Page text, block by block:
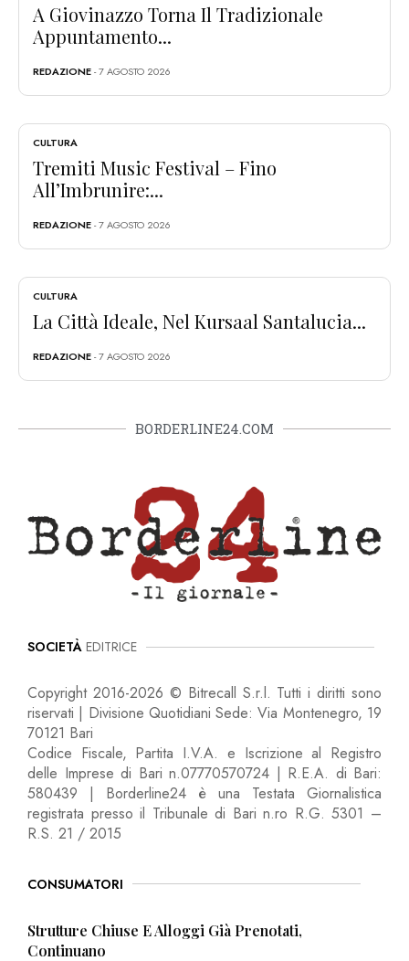
A Giovinazzo Torna Il Tradizionale
Appuntamento...
REDAZIONE- 7 AGOSTO 2026
CULTURA
Tremiti Music Festival – Fino
All’Imbrunire:...
REDAZIONE- 7 AGOSTO 2026
CULTURA
La Città Ideale, Nel Kursaal Santalucia...
REDAZIONE- 7 AGOSTO 2026
BORDERLINE24.COM
SOCIETÀ EDITRICE
Copyright 2016-2026 © Bitrecall S.r.l. Tutti i diritti sono
riservati | Divisione Quotidiani Sede: Via Montenegro, 19
70121 Bari
Codice Fiscale, Partita I.V.A. e Iscrizione al Registro
delle Imprese di Bari n.07770570724 | R.E.A. di Bari:
580439 | Borderline24 è una Testata Giornalistica
registrata presso il Tribunale di Bari n.ro R.G. 5301 –
R.S. 21 / 2015
CONSUMATORI
Strutture Chiuse E Alloggi Già Prenotati,
Continuano